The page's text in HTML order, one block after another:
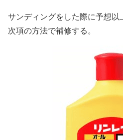
サンディングをした際に予想
次項の方法で補修する。